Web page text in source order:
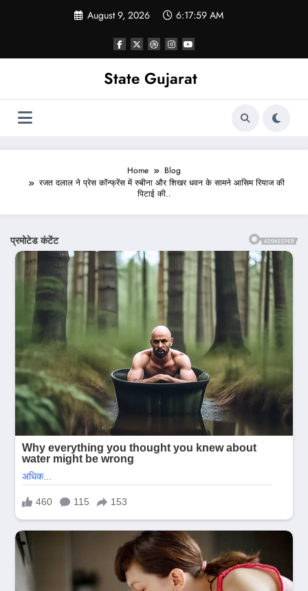
August 9, 2026 6:18:01 AM
State Gujarat
Home
Blog
रजत दलाल ने प्रेस कॉन्फ्रेंस में रुबीना और शिखर धवन के सामने आसिम रियाज की
पिटाई की..